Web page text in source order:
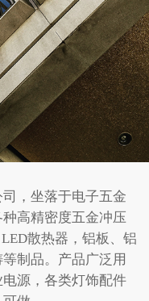
，坐落于电子五金
高精密度五金冲压
散热器，铝板、铝
制品。产品广泛用
源，各类灯饰配件